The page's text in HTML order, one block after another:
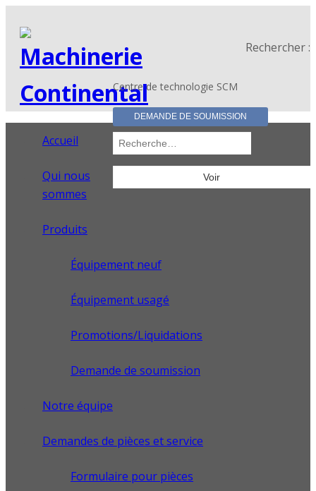
Centre de technologie SCM
DEMANDE DE SOUMISSION
Rechercher :
Accueil
Qui nous
sommes
Produits
Équipement neuf
Équipement usagé
Promotions/Liquidations
Demande de soumission
Notre équipe
Demandes de pièces et service
Formulaire pour pièces